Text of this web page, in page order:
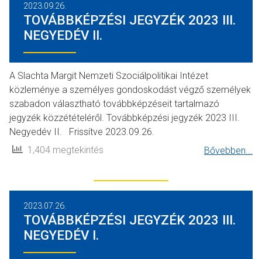
2023.09.26.
TOVÁBBKÉPZÉSI JEGYZÉK 2023 III.
NEGYEDÉV II.
A Slachta Margit Nemzeti Szociálpolitikai Intézet
közleménye a személyes gondoskodást végző személyek
szabadon választható továbbképzéseit tartalmazó
jegyzék közzétételéről. Továbbképzési jegyzék 2023 III.
Negyedév II. Frissítve 2023.09.26.
1,404 megtekintés
Bővebben...
2023.07.26.
TOVÁBBKÉPZÉSI JEGYZÉK 2023 III.
NEGYEDÉV I.